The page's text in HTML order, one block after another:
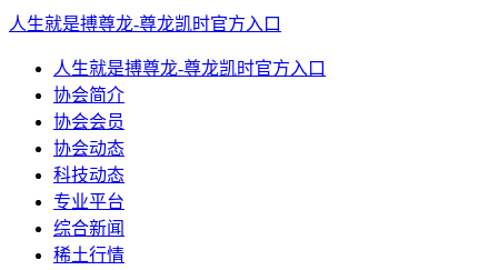
人生就是搏尊龙-尊龙凯时官方入口
人生就是搏尊龙-尊龙凯时官方入口
协会简介
协会会员
协会动态
科技动态
专业平台
综合新闻
稀土行情